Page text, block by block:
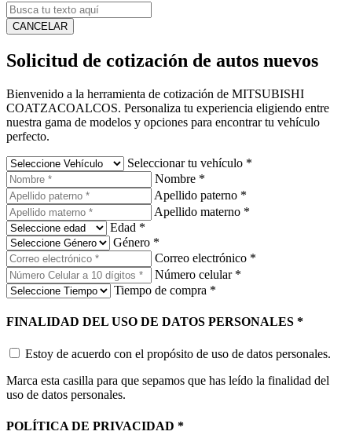
CANCELAR
Solicitud de cotización de autos nuevos
Bienvenido a la herramienta de cotización de MITSUBISHI
COATZACOALCOS. Personaliza tu experiencia eligiendo entre
nuestra gama de modelos y opciones para encontrar tu vehículo
perfecto.
Seleccionar tu vehículo *
Nombre *
Apellido paterno *
Apellido materno *
Edad *
Género *
Correo electrónico *
Número celular *
Tiempo de compra *
FINALIDAD DEL USO DE DATOS PERSONALES *
Estoy de acuerdo con el propósito de uso de datos personales.
Marca esta casilla para que sepamos que has leído la finalidad del
uso de datos personales.
POLÍTICA DE PRIVACIDAD *